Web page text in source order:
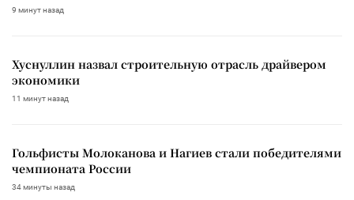
9 минут назад
Хуснуллин назвал строительную отрасль драйвером
экономики
11 минут назад
Гольфисты Молоканова и Нагиев стали победителями
чемпионата России
34 минуты назад